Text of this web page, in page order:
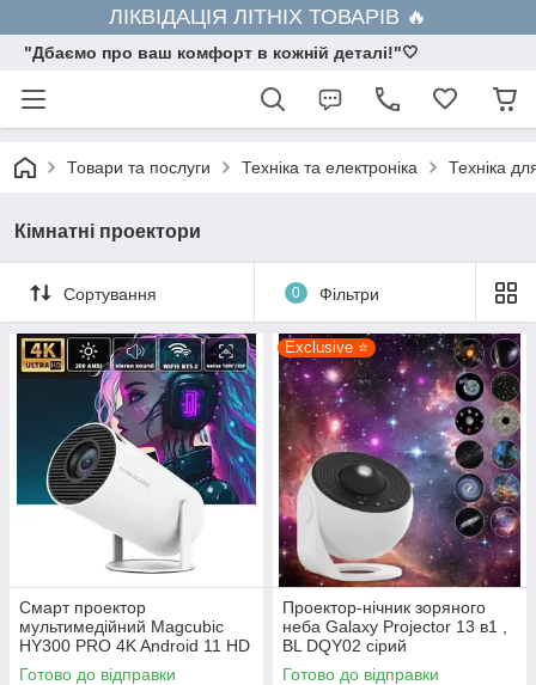
ЛІКВІДАЦІЯ ЛІТНІХ ТОВАРІВ 🔥
"Дбаємо про ваш комфорт в кожній деталі!"🤍
Товари та послуги Техніка та електроніка Техніка
Кімнатні проектори
Сортування 0 Фільтри
Смарт проектор
мультимедійний Magcubic
HY300 PRO 4K Android 11 HD
BT5.0 Dual Wi-Fi, білий
Готово до відправки
Exclusive ⭐
Проектор-нічник зоряного
неба Galaxy Projector 13 в1 ,
BL DQY02 сірий
Готово до відправки